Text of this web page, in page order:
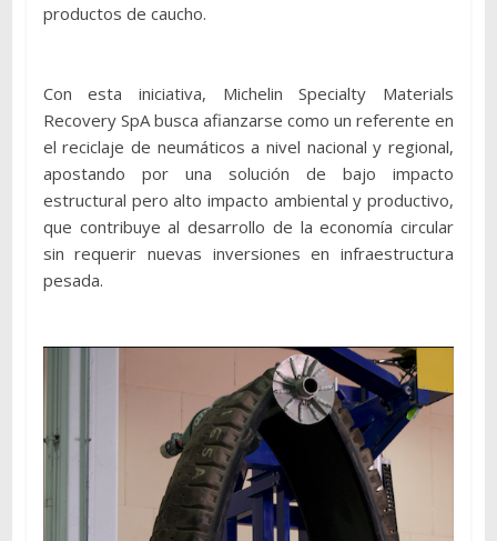
productos de caucho.
Con esta iniciativa, Michelin Specialty Materials
Recovery SpA busca afianzarse como un referente en
el reciclaje de neumáticos a nivel nacional y regional,
apostando por una solución de bajo impacto
estructural pero alto impacto ambiental y productivo,
que contribuye al desarrollo de la economía circular
sin requerir nuevas inversiones en infraestructura
pesada.